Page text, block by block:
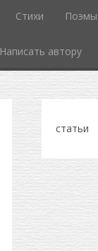
Стихи Поэмы
Написать автору
статьи